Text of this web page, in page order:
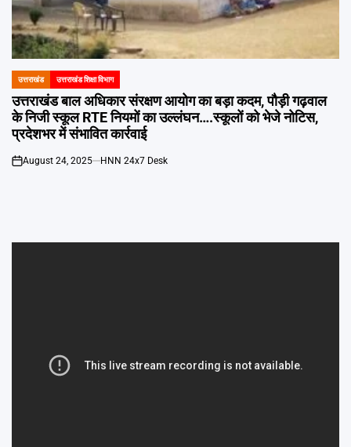
POSTED
IN
उत्तराखंड उत्तराखंड शिक्षा विभाग
उत्तराखंड बाल अधिकार संरक्षण आयोग का बड़ा कदम, पौड़ी गढ़वाल
के निजी स्कूल RTE नियमों का उल्लंघन….स्कूलों को भेजे नोटिस,
प्रदेशभर में संभावित कार्रवाई
on
August 24, 2025 HNN 24x7 Desk